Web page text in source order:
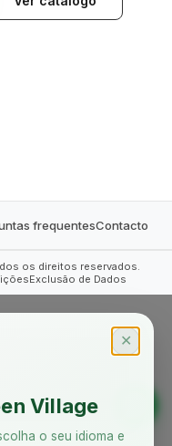
frequentesContacto
os direitos reservados.
Exclusão de Dados
✕
Village
o seu idioma e